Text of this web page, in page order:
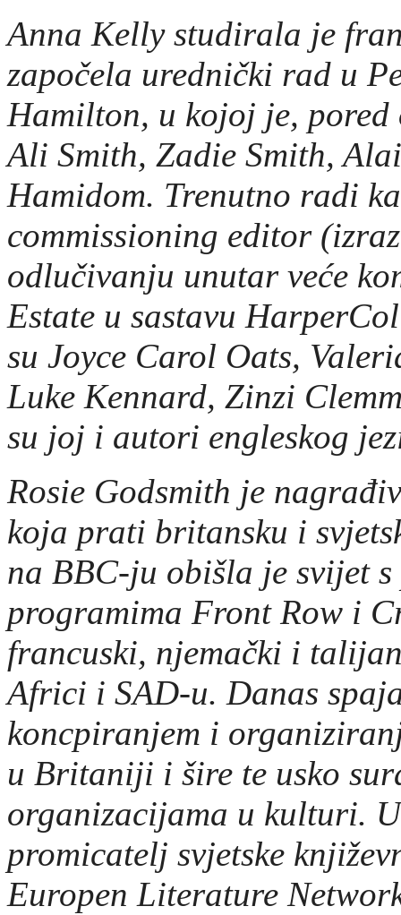
Anna Kelly studirala je
započela urednički rad u
Hamilton, u kojoj je,
Ali Smith, Zadie Smith,
Hamidom. Trenutno radi
commissioning editor(izraz
odlučivanju unutar veće
Estate u sastavu
su Joyce Carol Oats,
Luke Kennard, Zinzi
su joj i autori engleskog
Rosie Godsmith je
koja prati britansku i
na BBC-ju obišla je svijet
programima Front Row i
francuski, njemački i
Africi i SAD-u. Danas
koncpiranjem i
u Britaniji i šire te usko
organizacijama u kulturi.
promicatelj svjetske
Europen Literature